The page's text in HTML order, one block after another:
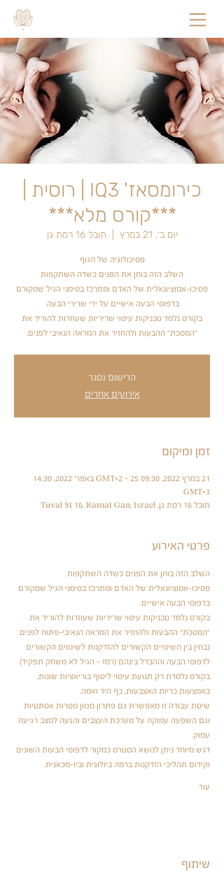
כירומסאז' IQ3 | רוסית |
***קורס מלא***
יום ב׳, 21 במרץ תובל 16 רמת גן
השלב הזה בוחן את הפנים כשדה השתקפות
פסיכו-אמוציונאלית של האדם ומתרכז בסימני הגיל שמקורם
בקורס נלמד טכניקות עיסוי שריריות שעוזרות להוריד את
"המסכת" ההבעות ולהחזיר את המראה הנאיבי לפנים.
הרישום נסגר
אירועים אחרים
זמן ומיקום
21 במרץ 2022, 09:30 GMT‎+2‎ – 25 באפר׳ 2022, 14:30
GMT‎+3‎
תובל 16 רמת גן, Tuval St 16, Ramat Gan, Israel
פרטי האירוע
השלב הזה בוחן את הפנים כשדה השתקפות
פסיכו-אמוציונאלית של האדם ומתרכז בסימני הגיל שמקורם
בדפוסי הבעה אישיים.
בקורס נלמד טכניקות עיסוי שריריות שעוזרות להוריד את
"המסכת" ההבעות ולהחזיר את המראה הנאיבי-פתוח לפנים.
נבחין בין השינויים הקשורים להזדקנות לשינווים הקשורים
לדפוסי הבעה וההבדל בינהם (רמז - הגיל לא משחק תפקיד)
בקורס נלמדת רק תנועת עיסוי ליטוף בוריאציות שונות,
באמצעות כריות האצבעות, כף היד ואמה.
שיטת עבודה זו מאפשרת גם פתרון מגוון מטרות אסתטיות
וגם השפעה עמוקה על מערכת העצבים והגעה למצב רגיעה
עמוק.
דגש מיוחד ניתן לנושא הסטרס כמקור לדפוסי הבעות השונים
וקידום תהליכי הזדקנות ברמה ביולוגית וביו-מכאנית.
עוד
שיתוף